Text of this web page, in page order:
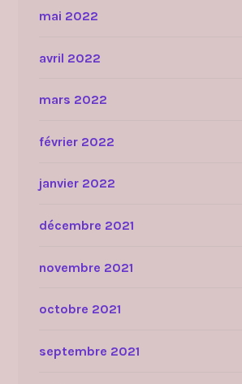
mai 2022
avril 2022
mars 2022
février 2022
janvier 2022
décembre 2021
novembre 2021
octobre 2021
septembre 2021